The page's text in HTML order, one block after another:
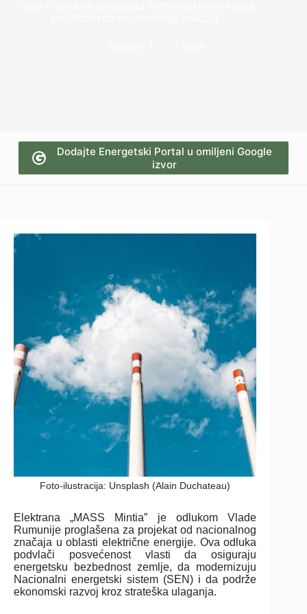
Dodajte Energetski Portal u omiljeni Google
izvor
Foto-ilustracija: Unsplash (Alain Duchateau)
Elektrana „MASS Mintia” je odlukom Vlade
Rumunije proglašena za projekat od nacionalnog
značaja u oblasti električne energije. Ova odluka
podvlači posvećenost vlasti da osiguraju
energetsku bezbednost zemlje, da modernizuju
Nacionalni energetski sistem (SEN) i da podrže
ekonomski razvoj kroz strateška ulaganja.